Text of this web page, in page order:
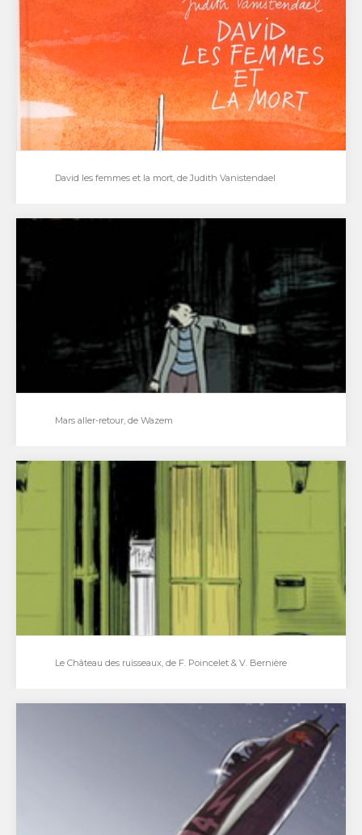
« Mon amour, quand tu liras ces lignes, j'aurai quitté
ce monde.». Dès la première page…
David les femmes et la mort, de Judith Vanistendael
David, vient d’être grand-père lorsqu’il apprend qu'il a
un cancer. Cet homme silencieux va affronter la…
David les femmes et la mort, de Judith Vanistendael
Mars aller-retour, de Wazem
Saluons le retour de Pierre Wazem à la bande
dessinée après sept ans d'absence : Mars…
Mars aller-retour, de Wazem
Le Château des ruisseaux, de F. Poincelet & V.
Frédéric Poincelet, dessinateur accompli, est une
référence pour de nombreux auteurs tel Blutch qui
Le Château des ruisseaux, de F. Poincelet & V. Bernière